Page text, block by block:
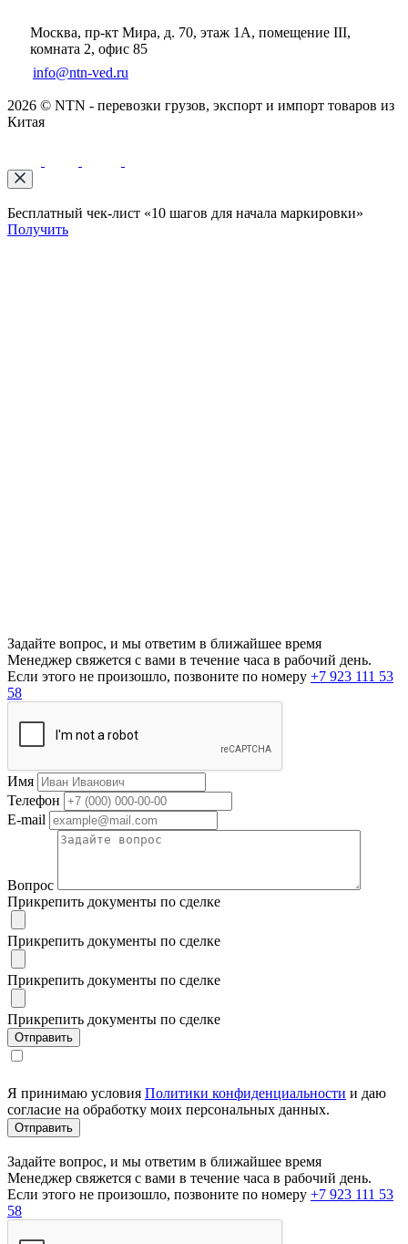
Москва, пр-кт Мира, д. 70, этаж 1А, помещение III,
комната 2, офис 85
info@ntn-ved.ru
2026 © NTN - перевозки грузов, экспорт и импорт товаров из
Китая
Бесплатный чек-лист «10 шагов для начала маркировки»
Получить
Задайте вопрос, и мы ответим в ближайшее время
Менеджер свяжется с вами в течение часа в рабочий день.
Если этого не произошло, позвоните по номеру +7 923 111 53
58
Имя
Телефон
E-mail
Вопрос
Прикрепить документы по сделке
Прикрепить документы по сделке
Прикрепить документы по сделке
Прикрепить документы по сделке
Я принимаю условия Политики конфиденциальности и даю
согласие на обработку моих персональных данных.
Задайте вопрос, и мы ответим в ближайшее время
Менеджер свяжется с вами в течение часа в рабочий день.
Если этого не произошло, позвоните по номеру +7 923 111 53
58